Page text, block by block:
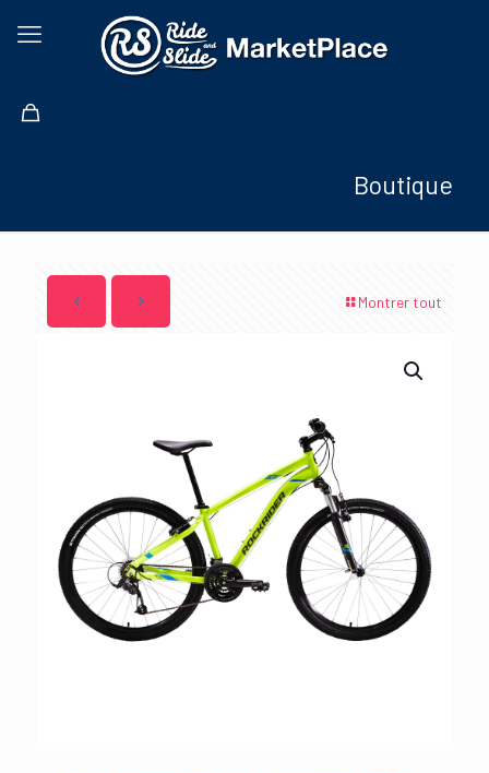
Boutique
Montrer tout